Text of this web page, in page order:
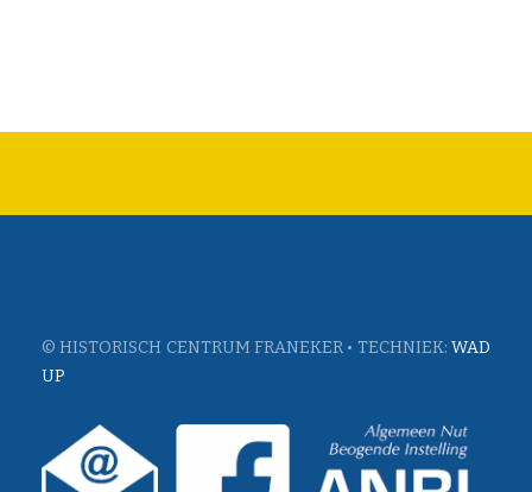
© HISTORISCH CENTRUM FRANEKER • TECHNIEK: WAD
UP